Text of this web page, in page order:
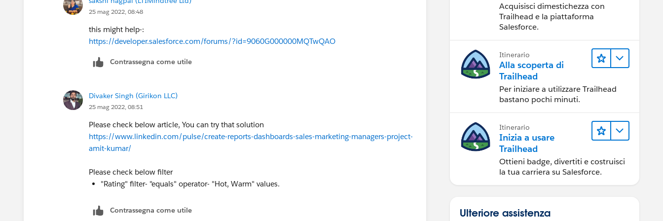
25 mag 2022, 08:48
this might help-:
https://developer.salesforce.com/forums/?id=9060G000000MQTwQAO
Contrassegna come utile
Divaker Singh (Girikon LLC)
25 mag 2022, 08:51
Please check below article, You can try that solution
https://www.linkedin.com/pulse/create-reports-dashboards-sales-marketing-managers-project-
amit-kumar/
Please check below filter
"Rating" filter- "equals" operator- "Hot, Warm" values.
Contrassegna come utile
Acquisisci dimestichezza con
Trailhead e la piattaforma
Salesforce.
Itinerario
Alla scoperta di
Trailhead
Per iniziare a utilizzare Trailhead
bastano pochi minuti.
Itinerario
Inizia a usare
Trailhead
Ottieni badge, divertiti e costruisci
la tua carriera su Salesforce.
Ulteriore assistenza